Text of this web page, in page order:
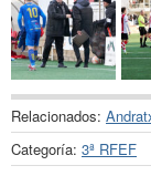
Relacionados:
Categoría: 3ª RFEF